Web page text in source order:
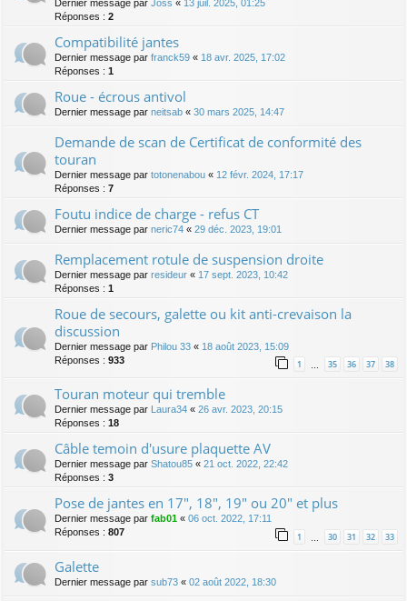
Dernier message par Joss « 13 juil. 2025, 01:25
Réponses : 2
Compatibilité jantes
Dernier message par franck59 « 18 avr. 2025, 17:02
Réponses : 1
Roue - écrous antivol
Dernier message par neitsab « 30 mars 2025, 14:47
Demande de scan de Certificat de conformité des
touran
Dernier message par totonenabou « 12 févr. 2024, 17:17
Réponses : 7
Foutu indice de charge - refus CT
Dernier message par neric74 « 29 déc. 2023, 19:01
Remplacement rotule de suspension droite
Dernier message par resideur « 17 sept. 2023, 10:42
Réponses : 1
Roue de secours, galette ou kit anti-crevaison la
discussion
Dernier message par Philou 33 « 18 août 2023, 15:09
Réponses : 933 1 … 35 36 37 38
Touran moteur qui tremble
Dernier message par Laura34 « 26 avr. 2023, 20:15
Réponses : 18
Câble temoin d'usure plaquette AV
Dernier message par Shatou85 « 21 oct. 2022, 22:42
Réponses : 3
Pose de jantes en 17", 18", 19" ou 20" et plus
Dernier message par fab01 « 06 oct. 2022, 17:11
Réponses : 807 1 30 31 32 33
Galette
Dernier message par sub73 « 02 août 2022, 18:30